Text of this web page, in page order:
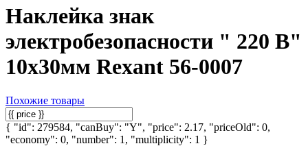
Наклейка знак
электробезопасности " 220 В"
10х30мм Rexant 56-0007
Похожие товары
{ "id": 279584, "canBuy": "Y", "price": 2.17, "priceOld": 0,
"economy": 0, "number": 1, "multiplicity": 1 }